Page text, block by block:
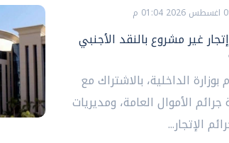
غير مشروع بالنقد الأجنبي
الداخلية، بالاشتراك مع
جرائم الأموال العامة، ومديريات
الإتجار...